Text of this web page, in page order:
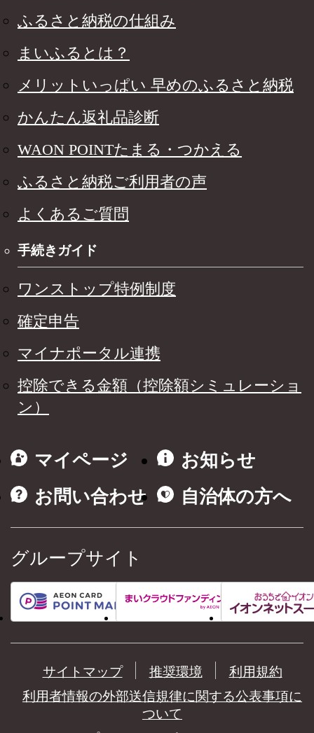
ふるさと納税の仕組み
まいふるとは？
メリットいっぱい 早めのふるさと納税
かんたん返礼品診断
WAON POINTたまる・つかえる
ふるさと納税ご利用者の声
よくあるご質問
手続きガイド
ワンストップ特例制度
確定申告
マイナポータル連携
控除できる金額（控除額シミュレーショ
ン）
マイページ
お知らせ
お問い合わせ
自治体の方へ
グループサイト
サイトマップ 推奨環境
利用規約
利用者情報の外部送信規律に関する公表事項に
ついて